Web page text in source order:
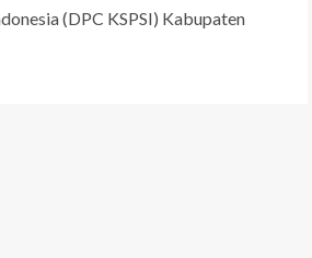
(DPC KSPSI) Kabupaten